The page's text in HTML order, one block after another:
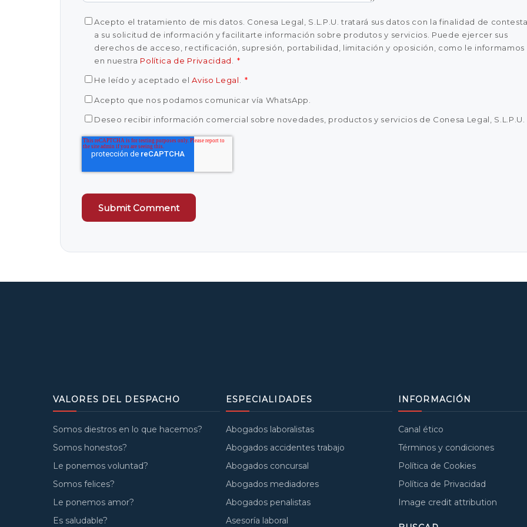
Acepto el tratamiento de mis datos. Conesa Legal, S.L.P.U. tratará sus datos con la finalidad de
a su solicitud de información y facilitarte información sobre produtos y servicios. Puede ejercer sus
derechos de acceso, rectificación, supresión, portabilidad, limitación y oposición, como le informamos
en nuestra Política de Privacidad *
He leído y aceptado elAviso Legal *
Acepto que nos podamos comunicar vía WhatsApp.
Deseo recibir información comercial sobre novedades, productos y servicios de Conesa Legal, S.L.P.U.
VALORES DEL DESPACHO
Somos diestros en lo que hacemos?
Somos honestos?
Le ponemos voluntad?
Somos felices?
Le ponemos amor?
Es saludable?
ESPECIALIDADES
Abogados laboralistas
Abogados accidentes trabajo
Abogados concursal
Abogados mediadores
Abogados penalistas
Asesoría laboral
INFORMACIÓN
Canal ético
Términos y condiciones
Política de Cookies
Política de Privacidad
Image credit attribution